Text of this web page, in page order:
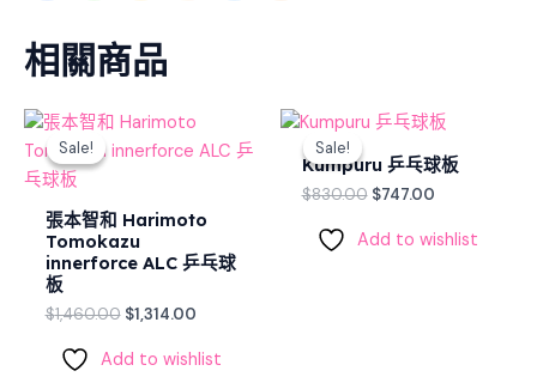
相關商品
Sale!
Sale!
張本智和 Harimoto
Tomokazu
innerforce ALC 乒乓球
板
$1,460.00
Original
was:
$1,314.00
Current
is:
Add to wishlist
Sale!
Sale!
Kumpuru 乒乓球板
$830.00
Original
was:
$830.00.
$747.00
Current
is:
$747.00.
Add to wishlist